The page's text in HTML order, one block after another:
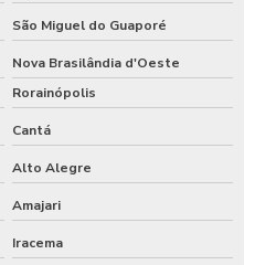
São Miguel do Guaporé
Nova Brasilândia d'Oeste
Rorainópolis
Cantá
Alto Alegre
Amajari
Iracema